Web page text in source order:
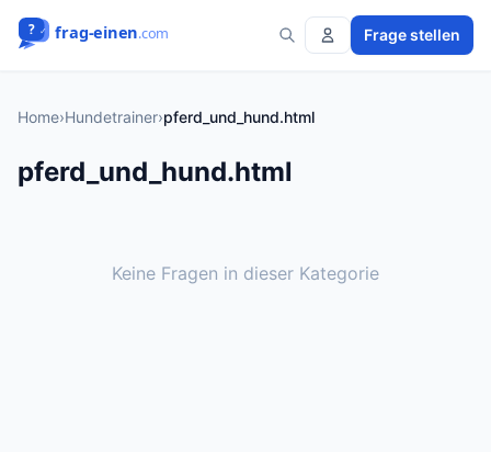
Frage stellen
Home›Hundetrainer›pferd_und_hund.html
pferd_und_hund.html
Keine Fragen in dieser Kategorie